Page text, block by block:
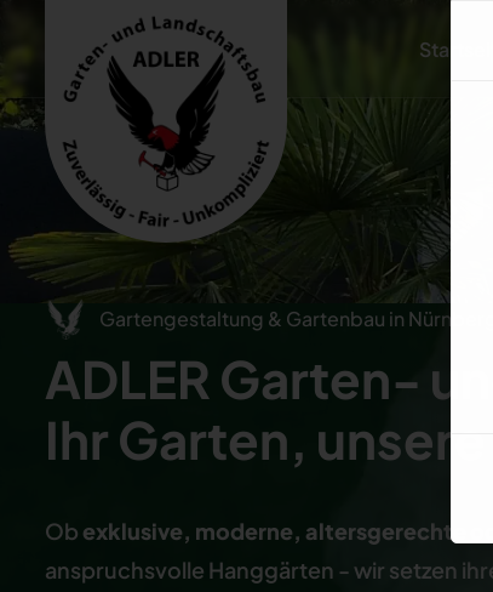
Gartengestaltung & Gartenbau in
ADLER Garten- u
IhrGarten, unser
Ob exklusive, moderne, altersgerechte
anspruchsvolle Hanggärten - wir setzen